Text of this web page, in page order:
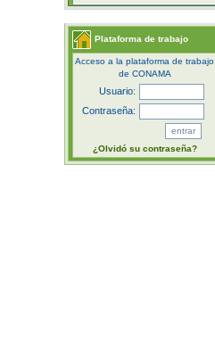
Plataforma de trabajo
Acceso a la plataforma de trabajo
de CONAMA
Usuario:
Contraseña:
¿Olvidó su contraseña?